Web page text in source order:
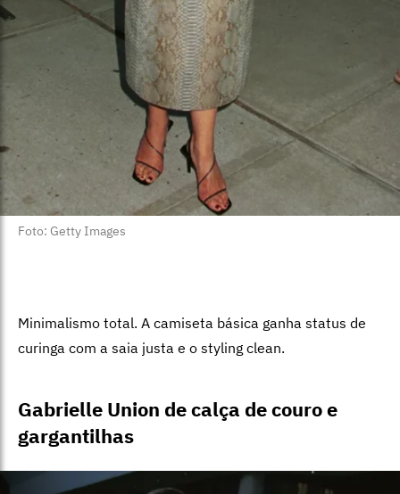
Foto: Getty Images
Minimalismo total. A camiseta básica ganha status de
curinga com a saia justa e o styling clean.
Gabrielle Union de calça de couro e
gargantilhas